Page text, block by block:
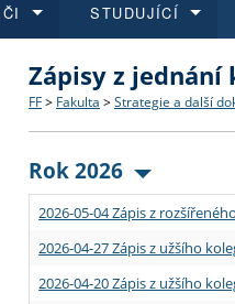
Struktura a historie
Strategie a další
Podpora a benefity pro
Absolventi fakulty
Co studovat a jak se
Učitelské studijní
Informace k průběhu
STUDUJÍCÍ
Bakalářské a magisterské
Doktorské studium
Rigorózní řízení
O vědě a výzkumu na FF
Akademické kvalifikace
Granty a projekty
Aktuální nabídky a
Vyjíždějící studenti
Přijíždějící studenti
Vyjíždějící zaměstnanci
Zápisy z jednání
FF > Fakulta > Strategie a další
Rok 2026
2026-05-04 Zápis z
2026-04-27 Zápis z užšího
2026-04-20 Zápis z užšího